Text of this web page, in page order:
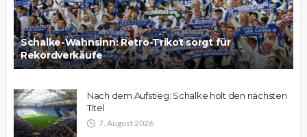
Schalke-Wahnsinn: Retro-Trikot sorgt für
Rekordverkäufe
Nach dem Aufstieg: Schalke holt den nächsten
Titel
7. August 2026